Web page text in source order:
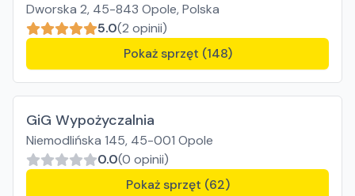
Dworska 2, 45-843 Opole, Polska
5.0(2 opinii)
Pokaż sprzęt (148)
GiG Wypożyczalnia
Niemodlińska 145, 45-001 Opole
0.0(0 opinii)
Pokaż sprzęt (62)